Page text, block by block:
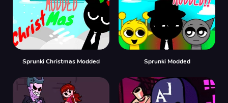
Sprunki Christmas Modded Sprunki Modded